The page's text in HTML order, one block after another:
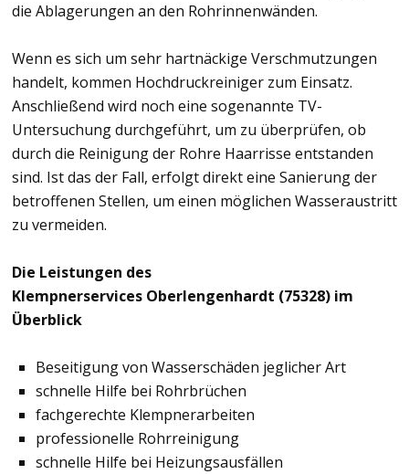
die Ablagerungen an den Rohrinnenwänden.
Wenn es sich um sehr hartnäckige Verschmutzungen
handelt, kommen Hochdruckreiniger zum Einsatz.
Anschließend wird noch eine sogenannte TV-
Untersuchung durchgeführt, um zu überprüfen, ob
durch die Reinigung der Rohre Haarrisse entstanden
sind. Ist das der Fall, erfolgt direkt eine Sanierung der
betroffenen Stellen, um einen möglichen Wasseraustritt
zu vermeiden.
Die Leistungen des
Klempnerservices Oberlengenhardt (75328) im
Überblick
Beseitigung von Wasserschäden jeglicher Art
schnelle Hilfe bei Rohrbrüchen
fachgerechte Klempnerarbeiten
professionelle Rohrreinigung
schnelle Hilfe bei Heizungsausfällen